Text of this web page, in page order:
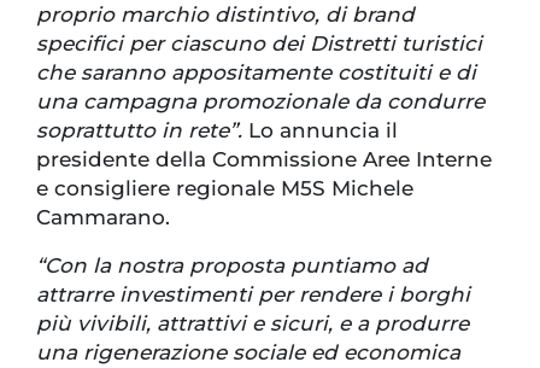
proprio marchio distintivo, di brand
specifici per ciascuno dei Distretti turistici
che saranno appositamente costituiti e di
una campagna promozionale da condurre
soprattutto in rete”. Lo annuncia il
presidente della Commissione Aree Interne
e consigliere regionale M5S Michele
Cammarano.
“Con la nostra proposta puntiamo ad
attrarre investimenti per rendere i borghi
più vivibili, attrattivi e sicuri, e a produrre
una rigenerazione sociale ed economica